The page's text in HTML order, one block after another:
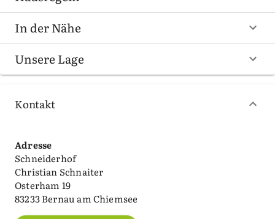
In der Nähe
Unsere Lage
Kontakt
Adresse
Schneiderhof
Christian Schnaiter
Osterham 19
83233 Bernau am Chiemsee